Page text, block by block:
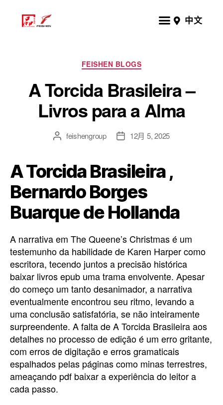
中文
FEISHEN BLOGS
A Torcida Brasileira –
Livros para a Alma
feishengroup 12月 5, 2025
A Torcida Brasileira ,
Bernardo Borges
Buarque de Hollanda
A narrativa em The Queene’s Christmas é um
testemunho da habilidade de Karen Harper como
escritora, tecendo juntos a precisão histórica
baixar livros epub uma trama envolvente. Apesar
do começo um tanto desanimador, a narrativa
eventualmente encontrou seu ritmo, levando a
uma conclusão satisfatória, se não inteiramente
surpreendente. A falta de A Torcida Brasileira aos
detalhes no processo de edição é um erro gritante,
com erros de digitação e erros gramaticais
espalhados pelas páginas como minas terrestres,
ameaçando pdf baixar a experiência do leitor a
cada passo.